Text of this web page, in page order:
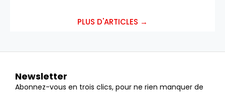
PLUS D'ARTICLES →
Newsletter
Abonnez-vous en trois clics, pour ne rien manquer de